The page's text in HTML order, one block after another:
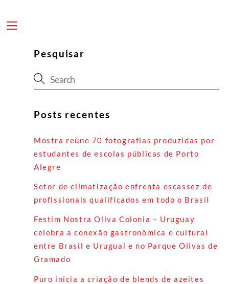
to
content
Menu
Pesquisar
Posts recentes
Mostra reúne 70 fotografias produzidas por
estudantes de escolas públicas de Porto
Alegre
Setor de climatização enfrenta escassez de
profissionais qualificados em todo o Brasil
Festim Nostra Oliva Colonia – Uruguay
celebra a conexão gastronômica e cultural
entre Brasil e Uruguai e no Parque Olivas de
Gramado
Puro inicia a criação de blends de azeites